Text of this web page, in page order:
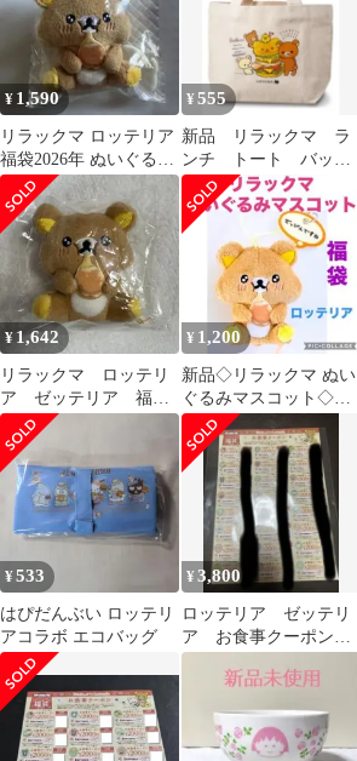
¥ 1,590
リラックマ ロッテリア
福袋2026年 ぬいぐるみ
新品未開封
¥555
新品 リラックマ ラ
ンチ トート バッ
グ ロッテリア 福
袋 2020
¥ 1,642
リラックマ ロッテリ
ア ゼッテリア 福
袋 リラックマぬいぐ
るみ
¥ 1,200
新品◇リラックマ ぬい
ぐるみマスコット◇ロ
ッテリア/福袋/ゼッテリ
ア/2026
¥533
はぴだんぶい ロッテリ
アコラボ エコバッグ
¥3,800
ロッテリア ゼッテリ
ア お食事クーポン
商品券 未使用 4800円